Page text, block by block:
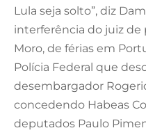
Lula seja solto”, diz
interferência do juiz de
Moro, de férias em
Polícia Federal que
desembargador
concedendo Habeas
deputados Paulo